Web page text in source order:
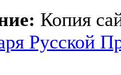
Копия
Русской